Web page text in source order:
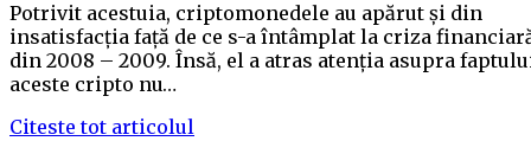
Potrivit acestuia, criptomonedele au apărut şi din
insatisfacţia faţă de ce s-a întâmplat la criza
din 2008 – 2009. Însă, el a atras atenţia asupra
aceste cripto nu…
Citeste tot articolul